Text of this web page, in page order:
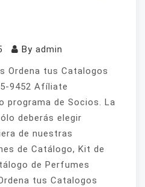
By admin
Ordena tus Catalogos
9452 Afíliate
de Socios. La
deberás elegir
de nuestras
de Catálogo, Kit de
de Perfumes
tus Catalogos